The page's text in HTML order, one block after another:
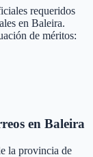
requeridos
en Baleira.
de méritos:
en Baleira
la provincia de